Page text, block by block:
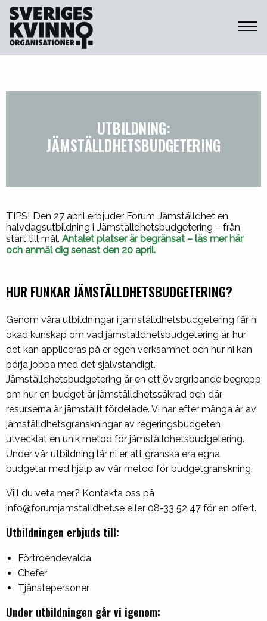
Sveriges Kvinnoorganisationer
UTBILDNING:
JÄMSTÄLLDHETSBUDGETERING
TIPS! Den 27 april erbjuder Forum Jämställdhet en
halvdagsutbildning i Jämställdhetsbudgetering – från
start till mål. Antalet platser är begränsat – läs mer här
och anmäl dig senast den 20 april.
HUR FUNKAR JÄMSTÄLLDHETSBUDGETERING?
Genom våra utbildningar i jämställdhetsbudgetering får ni
ökad kunskap om vad jämställdhetsbudgetering är, hur
det kan appliceras på er egen verksamhet och hur ni kan
börja jobba med det självständigt.
Jämställdhetsbudgetering är en ett övergripande begrepp
om hur en budget är jämställdhetssäkrad och där
resurserna är jämställt fördelade. Vi har efter många år av
jämställdhetsgranskningar av regeringsbudgeten
utvecklat en unik metod för jämställdhetsbudgetering.
Under vår utbildning lär ni er att granska era egna
budgetar med hjälp av vår metod för budgetgranskning.
Vill du veta mer? Kontakta oss på
info@forumjamstalldhet.se eller 08-33 52 47 för en offert.
Utbildningen erbjuds till:
Förtroendevalda
Chefer
Tjänstepersoner
Under utbildningen går vi igenom: